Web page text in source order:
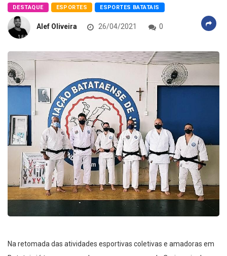
DESTAQUE ESPORTES ESPORTES BATATAIS
Alef Oliveira 26/04/2021 0
Na retomada das atividades esportivas coletivas e amadoras em